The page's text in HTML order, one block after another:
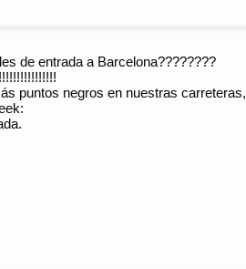
de entrada a Barcelona????????
puntos negros en nuestras carreteras,